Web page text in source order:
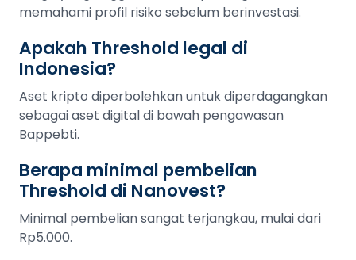
memahami profil risiko sebelum berinvestasi.
Apakah Threshold legal di
Indonesia?
Aset kripto diperbolehkan untuk diperdagangkan
sebagai aset digital di bawah pengawasan
Bappebti.
Berapa minimal pembelian
Threshold di Nanovest?
Minimal pembelian sangat terjangkau, mulai dari
Rp5.000.